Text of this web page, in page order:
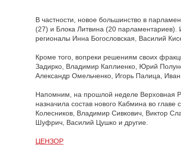
В частности, новое большинство в
(27) и Блока Литвина (20 парламентариев).
регионалы Инна Богословская, Василий
Кроме того, вопреки решениям своих
Задирко, Владимир Каплиенко, Юрий
Александр Омельченко, Игорь Палица,
Напомним, на прошлой неделе Верховная
назначила состав нового Кабмина во
Колесников, Владимир Сивкович, Виктор
Шуфрич, Василий Цушко и другие.
ЦЕНЗОР